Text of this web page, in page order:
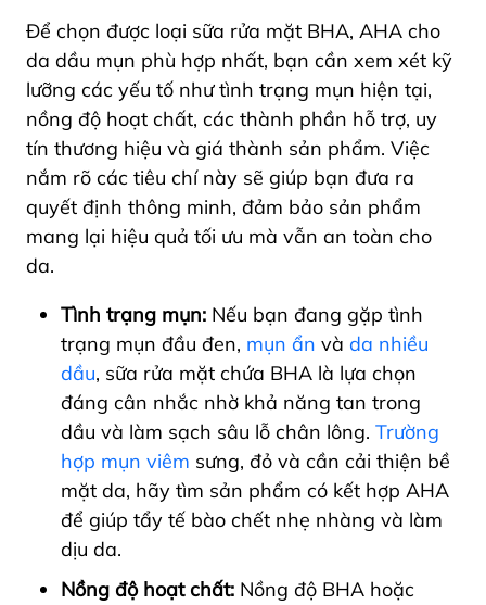
Để chọn được loại sữa rửa mặt BHA, AHA cho
da dầu mụn phù hợp nhất, bạn cần xem xét kỹ
lưỡng các yếu tố như tình trạng mụn hiện tại,
nồng độ hoạt chất, các thành phần hỗ trợ, uy
tín thương hiệu và giá thành sản phẩm. Việc
nắm rõ các tiêu chí này sẽ giúp bạn đưa ra
quyết định thông minh, đảm bảo sản phẩm
mang lại hiệu quả tối ưu mà vẫn an toàn cho
da.
Tình trạng mụn: Nếu bạn đang gặp tình
trạng mụn đầu đen, mụn ẩn và da nhiều
dầu, sữa rửa mặt chứa BHA là lựa chọn
đáng cân nhắc nhờ khả năng tan trong
dầu và làm sạch sâu lỗ chân lông. Trường
hợp mụn viêm sưng, đỏ và cần cải thiện bề
mặt da, hãy tìm sản phẩm có kết hợp AHA
để giúp tẩy tế bào chết nhẹ nhàng và làm
dịu da.
Nồng độ hoạt chất: Nồng độ BHA hoặc